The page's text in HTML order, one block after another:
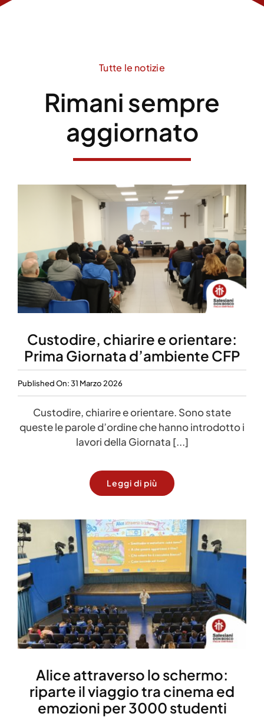
Tutte le notizie
Rimani sempre
aggiornato
Custodire, chiarire e orientare:
Prima Giornata d’ambiente CFP
Published On: 31 Marzo 2026
Custodire, chiarire e orientare. Sono state
queste le parole d’ordine che hanno introdotto i
lavori della Giornata [...]
Leggi di più
Alice attraverso lo schermo:
riparte il viaggio tra cinema ed
emozioni per 3000 studenti